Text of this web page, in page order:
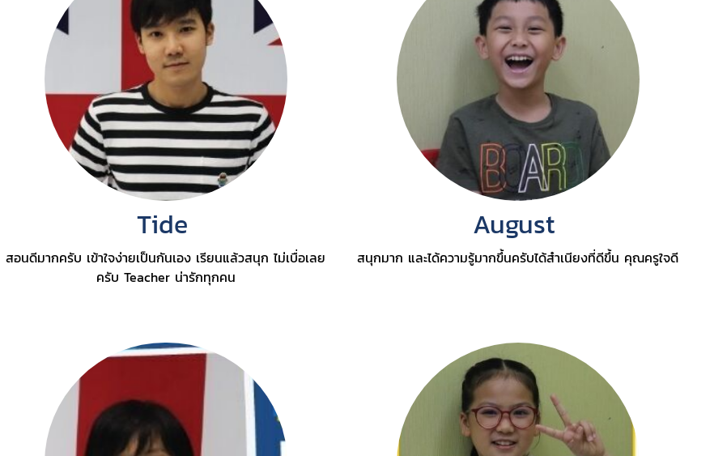
Tide
สอนดีมากครับ เข้าใจง่ายเป็นกันเอง เรียนแล้วสนุก ไม่เบื่อเลย
ครับ Teacher น่ารักทุกคน
August
สนุกมาก และได้ความรู้มากขึ้นครับได้สำเนียงที่ดีขึ้น คุณครูใจดี